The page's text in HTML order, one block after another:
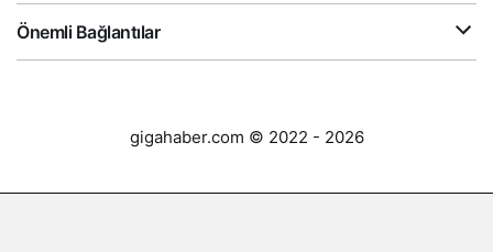
Önemli Bağlantılar
gigahaber.com © 2022 - 2026